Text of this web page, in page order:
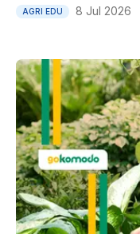
AGRI EDU 8 Jul 2026